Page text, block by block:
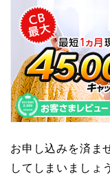
お申し込みを済ま
してしまいましょ